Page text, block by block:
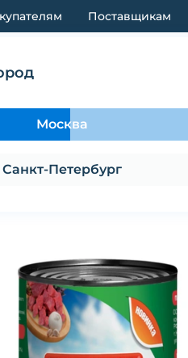
Москва
Санкт-Петербург
Поставщикам
Корм влажный для
для собак
В избранное